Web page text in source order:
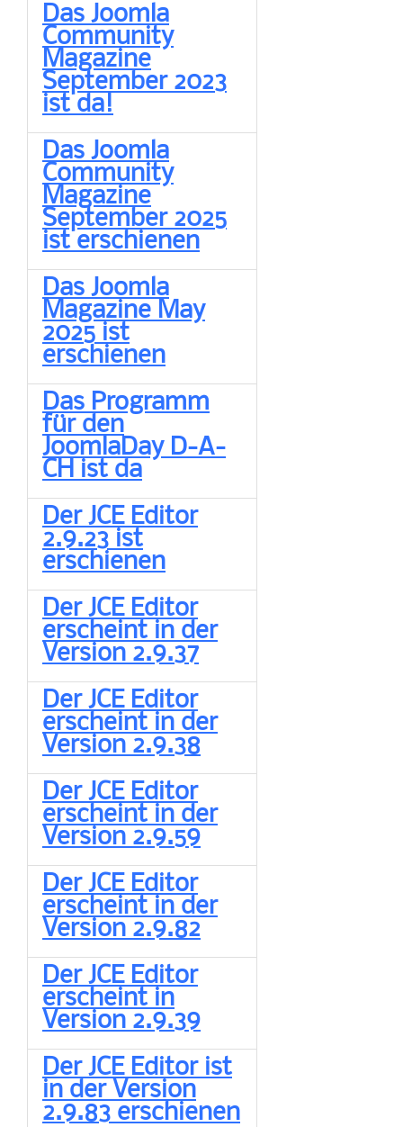
Das Joomla
Community
Magazine
September 2023
ist da!
Das Joomla
Community
Magazine
September 2025
ist erschienen
Das Joomla
Magazine May
2025 ist
erschienen
Das Programm
für den
JoomlaDay D-A-
CH ist da
Der JCE Editor
2.9.23 ist
erschienen
Der JCE Editor
erscheint in der
Version 2.9.37
Der JCE Editor
erscheint in der
Version 2.9.38
Der JCE Editor
erscheint in der
Version 2.9.59
Der JCE Editor
erscheint in der
Version 2.9.82
Der JCE Editor
erscheint in
Version 2.9.39
Der JCE Editor ist
in der Version
2.9.83 erschienen